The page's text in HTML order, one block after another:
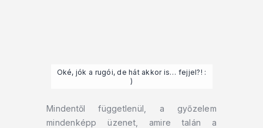
Oké, jók a rugói, de hát akkor is… fejjel?! :
)
Mindentől függetlenül, a győzelem
mindenképp üzenet, amire talán a